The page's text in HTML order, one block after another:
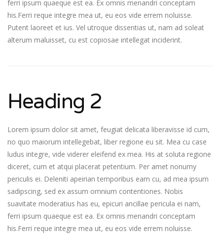
ferri ipsum quaeque est ea. Ex omnis menandri conceptam
his.Ferri reque integre mea ut, eu eos vide errem noluisse.
Putent laoreet et ius. Vel utroque dissentias ut, nam ad soleat
alterum maluisset, cu est copiosae intellegat inciderint.
Heading 2
Lorem ipsum dolor sit amet, feugiat delicata liberavisse id cum,
no quo maiorum intellegebat, liber regione eu sit. Mea cu case
ludus integre, vide viderer eleifend ex mea. His at soluta regione
diceret, cum et atqui placerat petentium. Per amet nonumy
periculis ei. Deleniti apeirian temporibus eam cu, ad mea ipsum
sadipscing, sed ex assum omnium contentiones. Nobis
suavitate moderatius has eu, epicuri ancillae pericula ei nam,
ferri ipsum quaeque est ea. Ex omnis menandri conceptam
his.Ferri reque integre mea ut, eu eos vide errem noluisse.